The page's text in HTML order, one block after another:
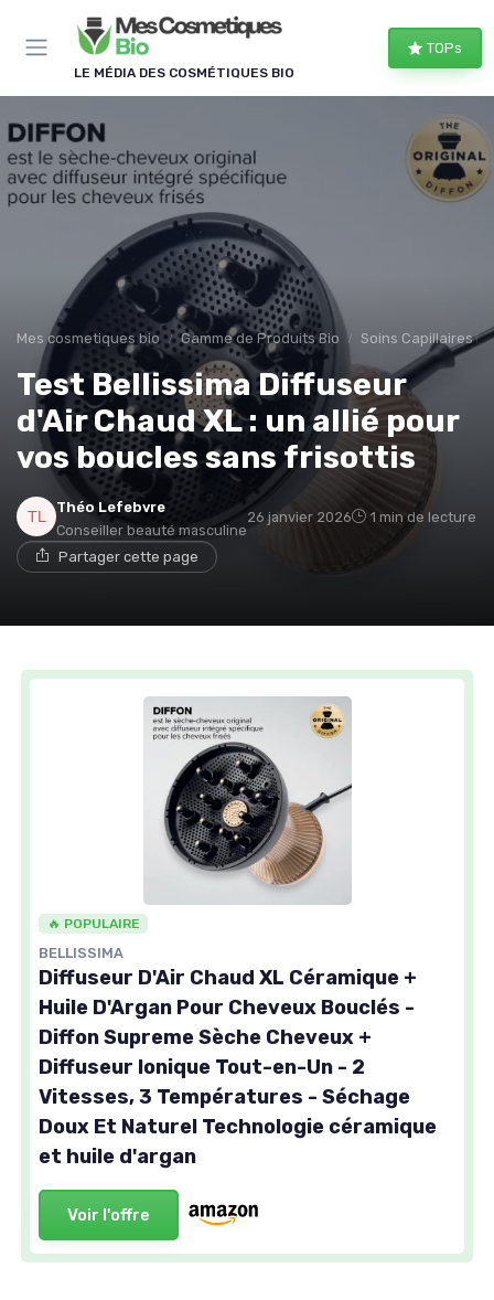
LE MÉDIA DES COSMÉTIQUES BIO
TOPs
Mes cosmetiques bio Gamme de Produits Bio Soins Capillaires
Test Bellissima Diffuseur
d'Air Chaud XL : un allié pour
vos boucles sans frisottis
Théo Lefebvre
Conseiller beauté masculine
26 janvier 2026 1 min de lecture
Partager cette page
🔥 POPULAIRE
BELLISSIMA
Diffuseur D'Air Chaud XL Céramique +
Huile D'Argan Pour Cheveux Bouclés -
Diffon Supreme Sèche Cheveux +
Diffuseur Ionique Tout-en-Un - 2
Vitesses, 3 Températures - Séchage
Doux Et Naturel Technologie céramique
et huile d'argan
Voir l'offre
Panneau de gestion des cookies